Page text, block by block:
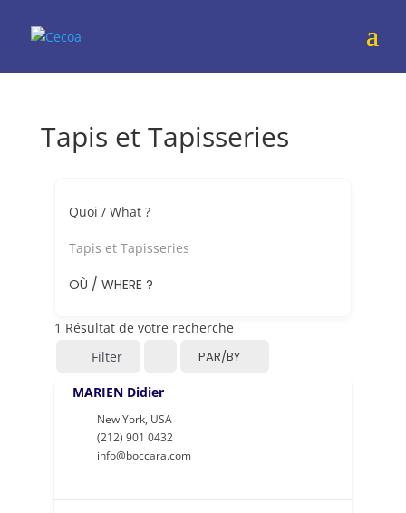
Tapis et Tapisseries
Quoi / What ?
Tapis et Tapisseries
OÙ / WHERE ?
1 Résultat de votre recherche
Filter
PAR/BY
MARIEN Didier
New York, USA
(212) 901 0432
info@boccara.com